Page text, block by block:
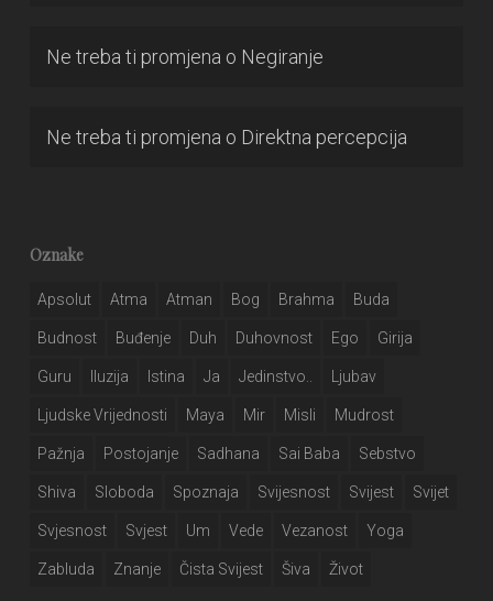
Ne treba ti promjena o Negiranje
Ne treba ti promjena o Direktna percepcija
Oznake
Apsolut Atma Atman Bog Brahma Buda
Budnost Buđenje Duh Duhovnost Ego Girija
Guru Iluzija Istina Ja Jedinstvo.. Ljubav
Ljudske Vrijednosti Maya Mir Misli Mudrost
Pažnja Postojanje Sadhana Sai Baba Sebstvo
Shiva Sloboda Spoznaja Svijesnost Svijest Svijet
Svjesnost Svjest Um Vede Vezanost Yoga
Zabluda Znanje Čista Svijest Šiva Život